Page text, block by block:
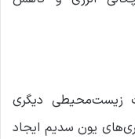
زیست‌محیطی دیگری
یون سدیم ایجاد